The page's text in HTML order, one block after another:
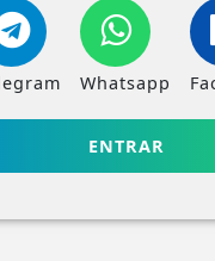
Whatsapp
ENTRAR